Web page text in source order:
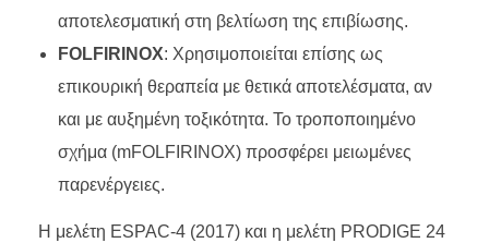
αποτελεσματική στη βελτίωση της επιβίωσης.
FOLFIRINOX: Χρησιμοποιείται επίσης ως
επικουρική θεραπεία με θετικά αποτελέσματα, αν
και με αυξημένη τοξικότητα. Το τροποποιημένο
σχήμα (mFOLFIRINOX) προσφέρει μειωμένες
παρενέργειες.
Η μελέτη ESPAC-4 (2017) και η μελέτη PRODIGE 24